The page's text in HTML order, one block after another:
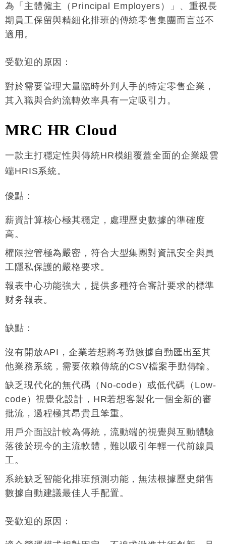
為「主體僱主（Principal Employers）」、重視長
期員工保留與精細化排班的傳統零售集團而言並不
適用 。
受歡迎的原因 ：
對於需要管理大量臨時外判人手的特定零售企業，
其入職與合約流轉效率具有一定吸引力 。
MRC HR Cloud
一款主打穩定性與傳統HR模組覆蓋全面的企業級雲
端HRIS系統。
優點 ：
薪資計算核心極其穩定，處理歷史數據的準確度
高。
權限控管極為嚴密，符合大型集團對資訊安全與員
工隱私保護的嚴格要求。
報表中心功能強大，提供多種符合審計要求的標準
财务報表。
缺點 ：
沒有開放API，企業若想將考勤數據自動匯出至其
他業務系統，需要依賴傳統的CSV檔案手動傳輸 。
缺乏現代化的無代碼（No-code）或低代碼（Low-
code）視覺化設計，HR若想客製化一個全新的審
批流，過程極其昂貴且笨重 。
用戶介面設計較為傳統，流動端的視覺與互動體驗
落後於現今的主流軟體，難以吸引年輕一代前線員
工 。
系統缺乏智能化排班預測功能，無法根據歷史銷售
數據自動建議最佳人手配置 。
受歡迎的原因 ：